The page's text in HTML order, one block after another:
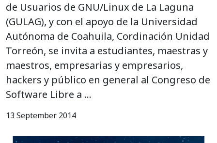
de Usuarios de GNU/Linux de La Laguna
(GULAG), y con el apoyo de la Universidad
Autónoma de Coahuila, Cordinación Unidad
Torreón, se invita a estudiantes, maestras y
maestros, empresarias y empresarios,
hackers y público en general al Congreso de
Software Libre a …
13 September 2014